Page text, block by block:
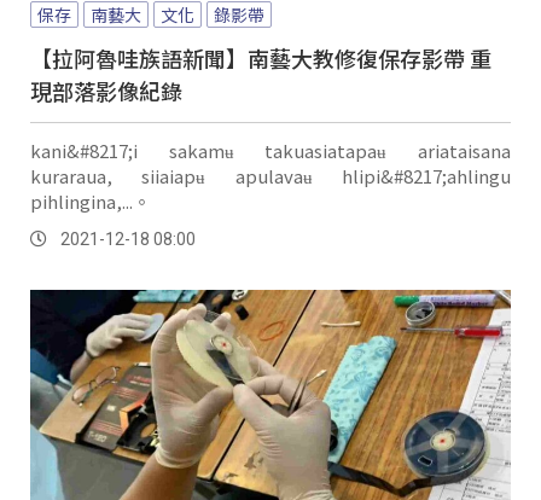
保存 南藝大 文化 錄影帶
【拉阿魯哇族語新聞】南藝大教修復保存影帶 重
現部落影像紀錄
kani&#8217;i sakamʉ takuasiatapaʉ ariataisana
kuraraua, siiaiapʉ apulavaʉ hlipi&#8217;ahlingu
pihlingina,...。
2021-12-18 08:00